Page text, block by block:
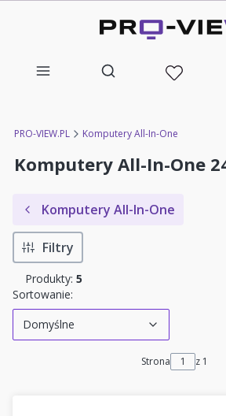
Otwórz wyszukiwarkę
PRO-VIEW.PL Komputery All-In-One
Komputery All-In-One
Komputery All-In-One
Filtry
Produkty: 5
Lista produktów
Sortowanie:
Domyślne
Strona z 1